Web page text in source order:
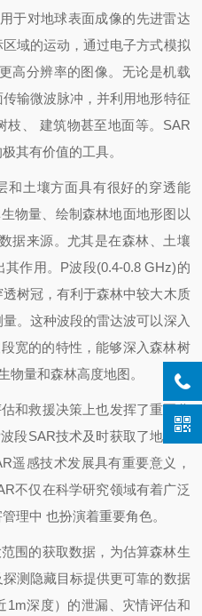
于对地球表面成像的先进雷达
域的运动，通过电子方式模拟
高分辨率的图像。无论是机载
输微波脉冲，并利用地形特征
枝、 建筑物甚至地面等。SAR
其有价值的工具。
和土壤方面具有很好的穿透能
物量、绘制森林地面地形图以
据来源。尤其是在森林、土壤
作用。P波段(0.4-0.8 GHz)的
树冠，有利于森林中较大木质
。这种波段的雷达波可以深入
宽的的特性，能够深入森林树
物量和森林高度地图。
和救援决策上也发挥了重要作
段SAR技术及时获取了地震灾
遥感技术发展具有重要意义，
不仅在科学研究领域有着广泛
理中 也扮演着重要角色。
围的获取数据，为估算森林生
测隐藏目标提供更可靠的数据
1m深度）的泄漏、灾情评估和